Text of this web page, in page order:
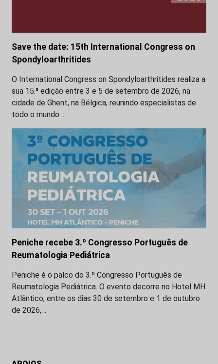
Save the date: 15th International Congress on
Spondyloarthritides
O International Congress on Spondyloarthritides realiza a
sua 15.ª edição entre 3 e 5 de setembro de 2026, na
cidade de Ghent, na Bélgica, reunindo especialistas de
todo o mundo…
Peniche recebe 3.º Congresso Português de
Reumatologia Pediátrica
Peniche é o palco do 3.º Congresso Português de
Reumatologia Pediátrica. O evento decorre no Hotel MH
Atlântico, entre os dias 30 de setembro e 1 de outubro
de 2026,…